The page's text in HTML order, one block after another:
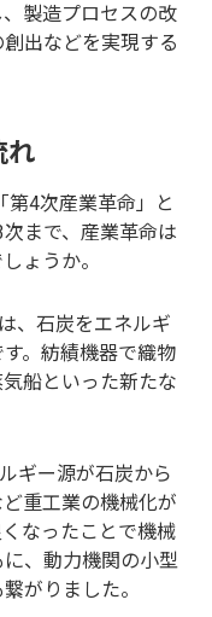
製造プロセスの改
出などを実現する
れ
第4次産業革命」と
まで、産業革命は
ょうか。
、石炭をエネルギ
。紡績機器で織物
船といった新たな
ギー源が石炭から
重工業の機械化が
なったことで機械
、動力機関の小型
がりました。